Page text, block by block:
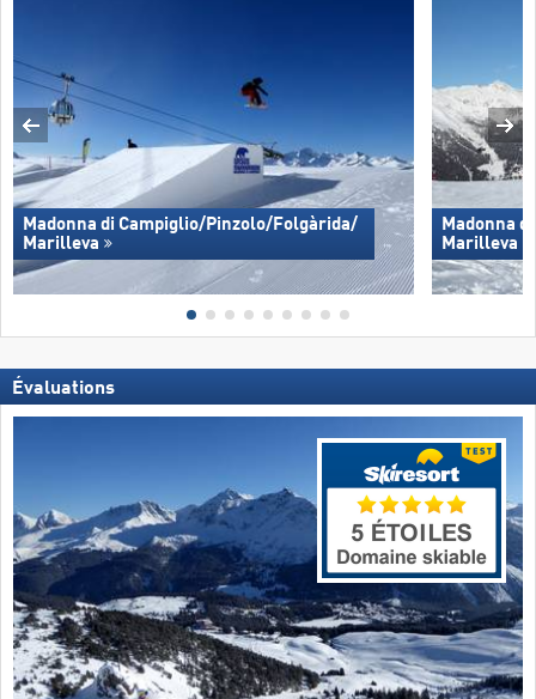
Madonna di Campiglio/​Pinzolo/​Folgàrida/​
Marilleva
Madonna
Marilleva
Évaluations